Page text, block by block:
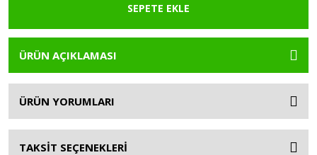
SEPETE EKLE
ÜRÜN AÇIKLAMASI
ÜRÜN YORUMLARI
TAKSİT SEÇENEKLERİ